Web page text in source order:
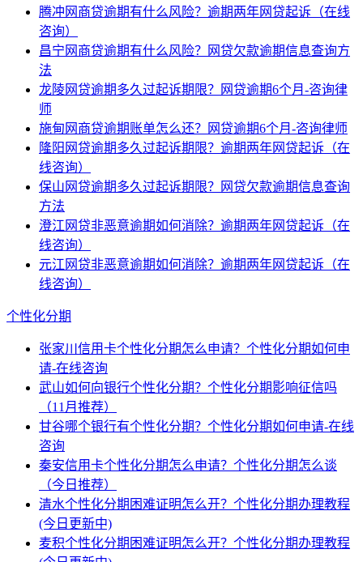
腾冲网商贷逾期有什么风险？逾期两年网贷起诉（在线
咨询）
昌宁网商贷逾期有什么风险？网贷欠款逾期信息查询方
法
龙陵网贷逾期多久过起诉期限？网贷逾期6个月-咨询律
师
施甸网商贷逾期账单怎么还？网贷逾期6个月-咨询律师
隆阳网贷逾期多久过起诉期限？逾期两年网贷起诉（在
线咨询）
保山网贷逾期多久过起诉期限？网贷欠款逾期信息查询
方法
澄江网贷非恶意逾期如何消除？逾期两年网贷起诉（在
线咨询）
元江网贷非恶意逾期如何消除？逾期两年网贷起诉（在
线咨询）
个性化分期
张家川信用卡个性化分期怎么申请？个性化分期如何申
请-在线咨询
武山如何向银行个性化分期？个性化分期影响征信吗
（11月推荐）
甘谷哪个银行有个性化分期？个性化分期如何申请-在线
咨询
秦安信用卡个性化分期怎么申请？个性化分期怎么谈
（今日推荐）
清水个性化分期困难证明怎么开？个性化分期办理教程
(今日更新中)
麦积个性化分期困难证明怎么开？个性化分期办理教程